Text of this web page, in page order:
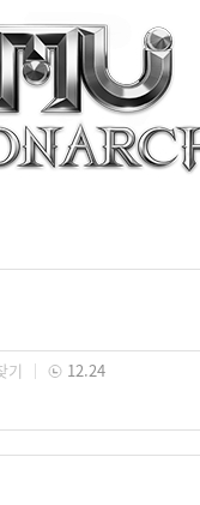
기 12.24